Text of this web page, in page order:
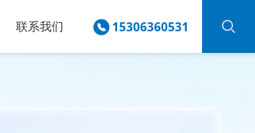
联系我们 15306360531